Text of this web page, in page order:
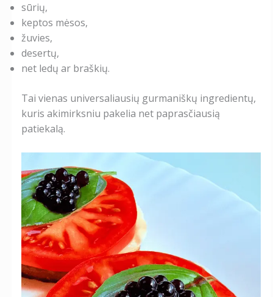
sūrių,
keptos mėsos,
žuvies,
desertų,
net ledų ar braškių.
Tai vienas universaliausių gurmaniškų ingredientų,
kuris akimirksniu pakelia net paprasčiausią
patiekalą.